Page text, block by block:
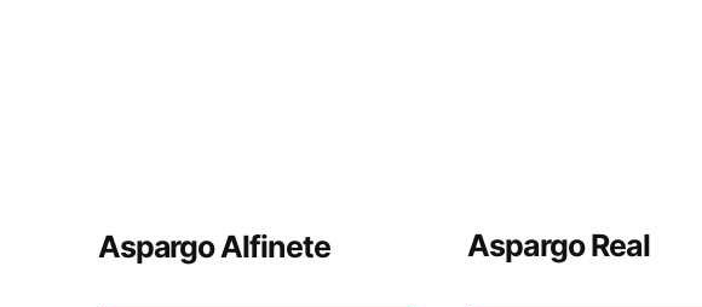
Aspargo Alfinete Aspargo Real